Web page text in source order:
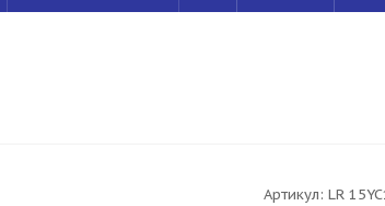
Артикул: LR